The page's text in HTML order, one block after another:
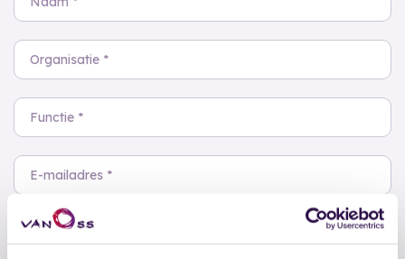
Organisatie *
Functie *
E-mailadres *
Hierbij verklaar ik, dat ik bij VAN OSS & PARTNERS een
basisopleiding of nascholing heb gevolgd